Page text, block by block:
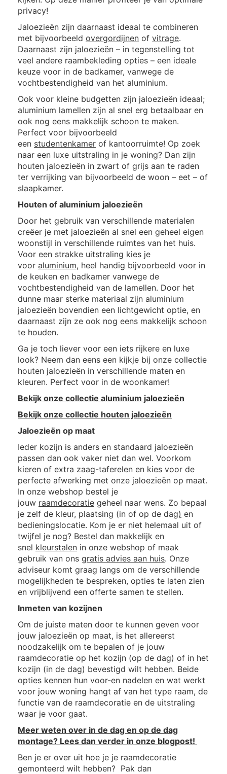
privacy!
Jaloezieën zijn daarnaast ideaal te combineren
met bijvoorbeeld overgordijnen of vitrage.
Daarnaast zijn jaloezieën – in tegenstelling tot
veel andere raambekleding opties – een ideale
keuze voor in de badkamer, vanwege de
vochtbestendigheid van het aluminium.
Ook voor kleine budgetten zijn jaloezieën ideaal;
aluminium lamellen zijn al snel erg betaalbaar en
ook nog eens makkelijk schoon te maken.
Perfect voor bijvoorbeeld
een studentenkamer of kantoorruimte! Op zoek
naar een luxe uitstraling in je woning? Dan zijn
houten jaloezieën in zwart of grijs aan te raden
ter verrijking van bijvoorbeeld de woon – eet – of
slaapkamer.
Houten of aluminium jaloezieën
Door het gebruik van verschillende materialen
creëer je met jaloezieën al snel een geheel eigen
woonstijl in verschillende ruimtes van het huis.
Voor een strakke uitstraling kies je
voor aluminium, heel handig bijvoorbeeld voor in
de keuken en badkamer vanwege de
vochtbestendigheid van de lamellen. Door het
dunne maar sterke materiaal zijn aluminium
jaloezieën bovendien een lichtgewicht optie, en
daarnaast zijn ze ook nog eens makkelijk schoon
te houden.
Ga je toch liever voor een iets rijkere en luxe
look? Neem dan eens een kijkje bij onze collectie
houten jaloezieën in verschillende maten en
kleuren. Perfect voor in de woonkamer!
Bekijk onze collectie aluminium jaloezieën
Bekijk onze collectie houten jaloezieën
Jaloezieën op maat
Ieder kozijn is anders en standaard jaloezieën
passen dan ook vaker niet dan wel. Voorkom
kieren of extra zaag-taferelen en kies voor de
perfecte afwerking met onze jaloezieën op maat.
In onze webshop bestel je
jouw raamdecoratie geheel naar wens. Zo bepaal
je zelf de kleur, plaatsing (in of op de dag) en
bedieningslocatie. Kom je er niet helemaal uit of
twijfel je nog? Bestel dan makkelijk en
snel kleurstalen in onze webshop of maak
gebruik van ons gratis advies aan huis. Onze
adviseur komt graag langs om de verschillende
mogelijkheden te bespreken, opties te laten zien
en vrijblijvend een offerte samen te stellen.
Inmeten van kozijnen
Om de juiste maten door te kunnen geven voor
jouw jaloezieën op maat, is het allereerst
noodzakelijk om te bepalen of je jouw
raamdecoratie op het kozijn (op de dag) of in het
kozijn (in de dag) bevestigd wilt hebben. Beide
opties kennen hun voor-en nadelen en wat werkt
voor jouw woning hangt af van het type raam, de
functie van de raamdecoratie en de uitstraling
waar je voor gaat.
Meer weten over in de dag en op de dag
montage? Lees dan verder in onze blogpost!
Ben je er over uit hoe je je raamdecoratie
gemonteerd wilt hebben? Pak dan